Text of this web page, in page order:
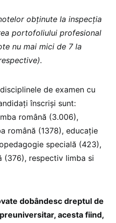
obținute la inspecția
portofoliului profesional
nu mai mici de 7 la
de examen cu
înscriși sunt:
română (3.006),
română (1378), educație
specială (423),
(376), respectiv limba si
dobândesc dreptul de
acesta fiind,